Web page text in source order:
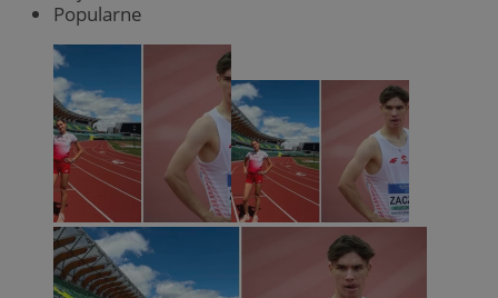
Popularne